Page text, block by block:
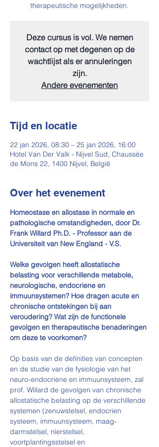
therapeutische mogelijkheden.
Deze cursus is vol. We nemen
contact op met degenen op de
wachtlijst als er annuleringen
zijn.
Andere evenementen
Tijd en locatie
22 jan 2026, 08:30 – 25 jan 2026, 16:00
Hotel Van Der Valk - Nijvel Sud, Chaussée
de Mons 22, 1400 Nijvel, België
Over het evenement
Homeostase en allostase in normale en
pathologische omstandigheden, door Dr.
Frank Willard Ph.D. - Professor aan de
Universiteit van New England - V.S.
Welke gevolgen heeft allostatische
belasting voor verschillende metabole,
neurologische, endocriene en
immuunsystemen? Hoe dragen acute en
chronische ontstekingen bij aan
veroudering? Wat zijn de functionele
gevolgen en therapeutische benaderingen
om deze te voorkomen?
Op basis van de definities van concepten
en de studie van de fysiologie van het
neuro-endocriene en immuunsysteem, zal
prof. Willard de gevolgen van chronische
allostatische belasting op de verschillende
systemen (zenuwstelsel, endocrien
systeem, immuunsysteem, maag-
darmstelsel, nierstelsel,
voortplantingsstelsel en